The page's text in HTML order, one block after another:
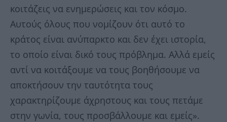
κοιτάζεις να ενημερώσεις και τον κόσμο.
Αυτούς όλους που νομίζουν ότι αυτό το
κράτος είναι ανύπαρκτο και δεν έχει ιστορία,
το οποίο είναι δικό τους πρόβλημα. Αλλά εμείς
αντί να κοιτάξουμε να τους βοηθήσουμε να
αποκτήσουν την ταυτότητα τους
χαρακτηρίζουμε άχρηστους και τους πετάμε
στην γωνία, τους προσβάλλουμε και εμείς».